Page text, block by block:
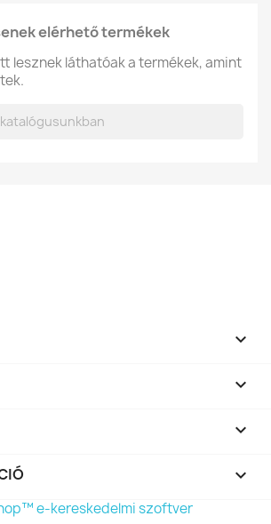
elérhető termékek
lesznek láthatóak a termékek, amint



keyboard_arrow_down
e-kereskedelmi szoftver